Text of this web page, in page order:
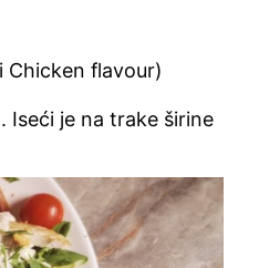
Chicken flavour)
Iseći je na trake širine